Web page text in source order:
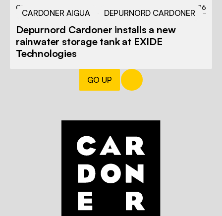
CARDONER AIGUA DEPURNORD CARDONER
ONGOING PROJECT 30.03.26
Depurnord Cardoner installs a new
rainwater storage tank at EXIDE
Technologies
GO UP